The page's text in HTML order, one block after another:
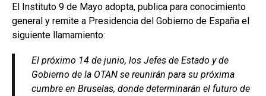
El Instituto 9 de Mayo adopta, publica para conocimiento
general y remite a Presidencia del Gobierno de España el
siguiente llamamiento:
El próximo 14 de junio, los Jefes de Estado y de
Gobierno de la OTAN se reunirán para su próxima
cumbre en Bruselas, donde determinarán el futuro de